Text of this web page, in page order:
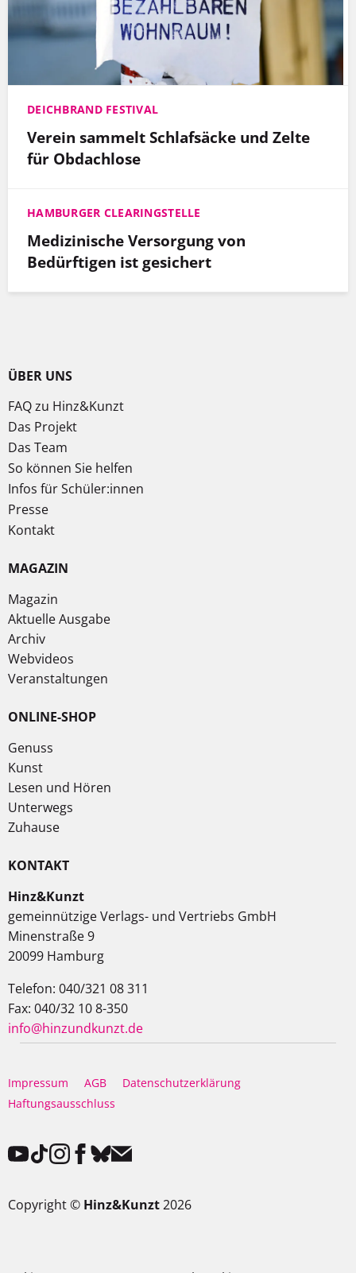
DEICHBRAND FESTIVAL
Verein sammelt Schlafsäcke und Zelte
für Obdachlose
HAMBURGER CLEARINGSTELLE
Medizinische Versorgung von
Bedürftigen ist gesichert
ÜBER UNS
FAQ zu Hinz&Kunzt
Das Projekt
Das Team
So können Sie helfen
Infos für Schüler:innen
Presse
Kontakt
MAGAZIN
Magazin
Aktuelle Ausgabe
Archiv
Webvideos
Veranstaltungen
ONLINE-SHOP
Genuss
Kunst
Lesen und Hören
Unterwegs
Zuhause
KONTAKT
Hinz&Kunzt
gemeinnützige Verlags- und Vertriebs GmbH
Minenstraße 9
20099 Hamburg
Telefon: 040/321 08 311
Fax: 040/32 10 8-350
info@hinzundkunzt.de
Impressum AGB
Datenschutzerklärung
Haftungsausschluss
Copyright © Hinz&Kunzt2026